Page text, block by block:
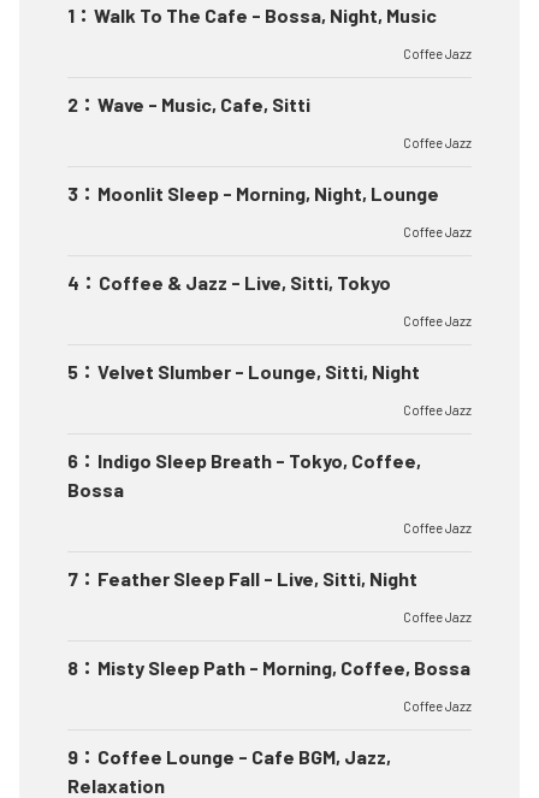
1 ： Walk To The Cafe - Bossa, Night, Music
Coffee Jazz
2 ： Wave - Music, Cafe, Sitti
Coffee Jazz
3 ： Moonlit Sleep - Morning, Night, Lounge
Coffee Jazz
4 ： Coffee & Jazz - Live, Sitti, Tokyo
Coffee Jazz
5 ： Velvet Slumber - Lounge, Sitti, Night
Coffee Jazz
6 ： Indigo Sleep Breath - Tokyo, Coffee,
Bossa
Coffee Jazz
7 ： Feather Sleep Fall - Live, Sitti, Night
Coffee Jazz
8 ： Misty Sleep Path - Morning, Coffee, Bossa
Coffee Jazz
9 ： Coffee Lounge - Cafe BGM, Jazz,
Relaxation